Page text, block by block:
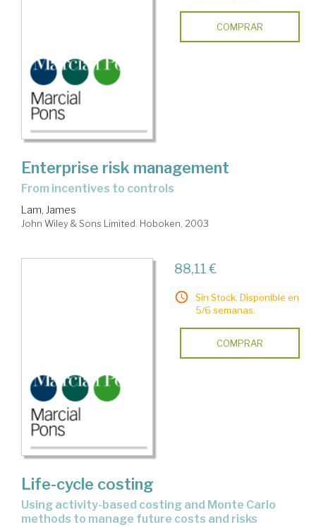
COMPRAR
Enterprise risk management
from incentives to controls
Lam, James
John Wiley & Sons Limited. Hoboken, 2003
88,11 €
Sin Stock. Disponible en
5/6 semanas.
COMPRAR
Life-cycle costing
using activity-based costing and Monte Carlo
methods to manage future costs and risks